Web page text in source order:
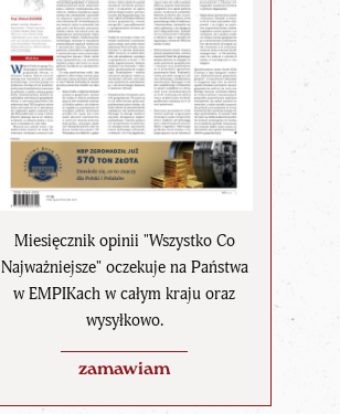
Miesięcznik opinii "Wszystko Co
Najważniejsze" oczekuje na Państwa
w EMPIKach w całym kraju oraz
wysyłkowo.
zamawiam